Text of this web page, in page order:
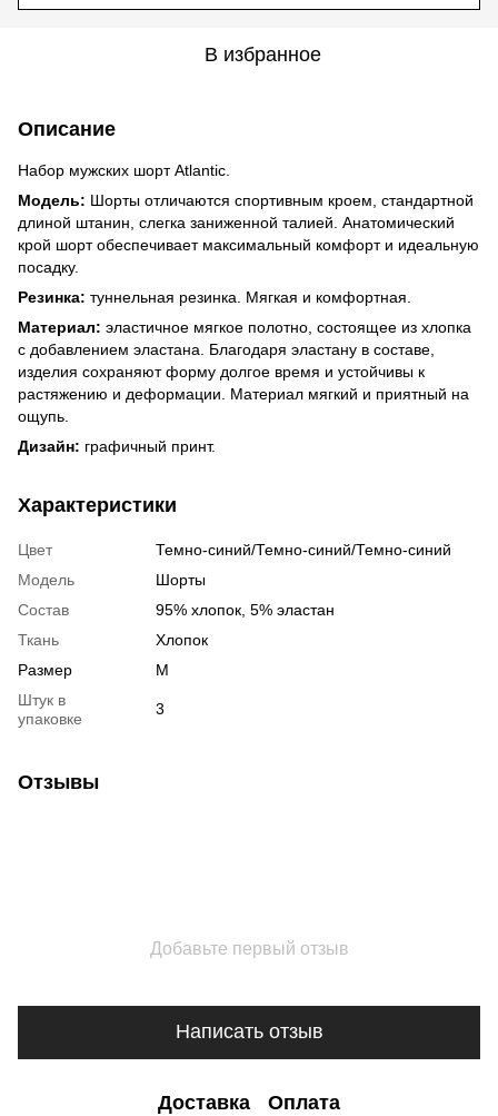
В избранное
Описание
Набор мужских шорт Atlantic.
Модель: Шорты отличаются спортивным кроем, стандартной
длиной штанин, слегка заниженной талией. Анатомический
крой шорт обеспечивает максимальный комфорт и идеальную
посадку.
Резинка: туннельная резинка. Мягкая и комфортная.
Материал: эластичное мягкое полотно, состоящее из хлопка
с добавлением эластана. Благодаря эластану в составе,
изделия сохраняют форму долгое время и устойчивы к
растяжению и деформации. Материал мягкий и приятный на
ощупь.
Дизайн: графичный принт.
Характеристики
Цвет
Темно-синий/Темно-синий/Темно-синий
Модель
Шорты
Состав
95% хлопок, 5% эластан
Ткань
Хлопок
Размер
M
Штук в
упаковке
3
Отзывы
Добавьте первый отзыв
Написать отзыв
Доставка Оплата